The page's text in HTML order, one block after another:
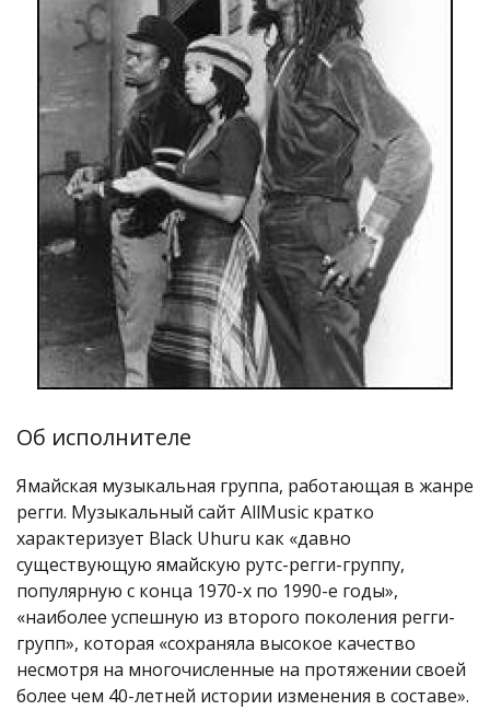
Об исполнителе
Ямайская музыкальная группа, работающая в жанре
регги. Музыкальный сайт AllMusic кратко
характеризует Black Uhuru как «давно
существующую ямайскую рутс-регги-группу,
популярную с конца 1970-х по 1990-е годы»,
«наиболее успешную из второго поколения регги-
групп», которая «сохраняла высокое качество
несмотря на многочисленные на протяжении своей
более чем 40-летней истории изменения в составе».